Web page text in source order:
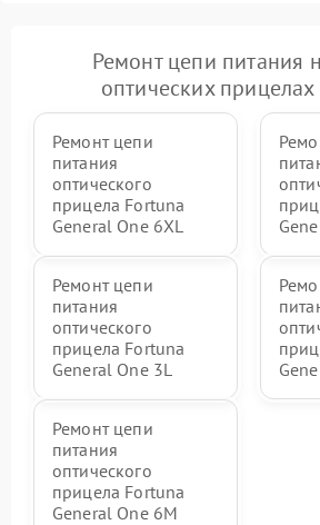
Ремонт цепи питания
оптических
Ремонт цепи
питания
оптического
прицела Fortuna
General One 6XL
Ремонт цепи
питания
оптического
прицела Fortuna
General One 3L
Ремонт цепи
питания
оптического
прицела Fortuna
General One 6M